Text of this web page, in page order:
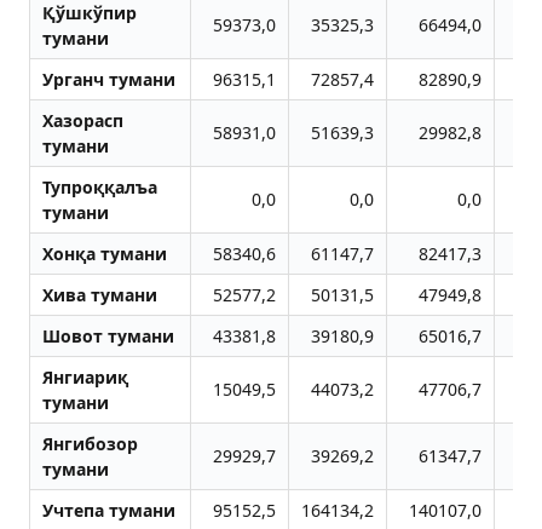
Қўшкўпир
тумани
59373,0 35325,3 66494,0
Урганч тумани 96315,1 72857,4 82890,9
Хазорасп
тумани
58931,0 51639,3 29982,8
Тупроққалъа
тумани
0,0 0,0 0,0
Хонқа тумани 58340,6 61147,7 82417,3
Хива тумани
52577,2 50131,5 47949,8
Шовот тумани
43381,8 39180,9 65016,7
Янгиариқ
тумани
15049,5 44073,2 47706,7
Янгибозор
тумани
29929,7 39269,2 61347,7
Учтепа тумани 95152,5 164134,2 140107,0